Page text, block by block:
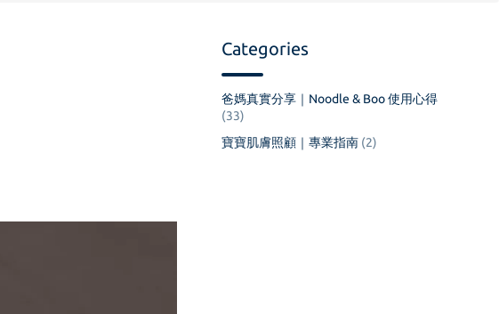
Categories
爸媽真實分享｜Noodle & Boo 使用心得
(33)
寶寶肌膚照顧｜專業指南 (2)